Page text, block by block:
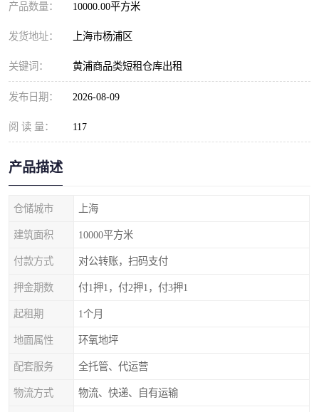
产品数量： 10000.00平方米
发货地址： 上海市杨浦区
关键词： 黄浦商品类短租仓库出租
发布日期： 2026-08-09
阅 读 量： 117
产品描述
仓储城市 上海
建筑面积 10000平方米
付款方式 对公转账，扫码支付
押金期数 付1押1，付2押1，付3押1
起租期 1个月
地面属性 环氧地坪
配套服务 全托管、代运营
物流方式 物流、快递、自有运输